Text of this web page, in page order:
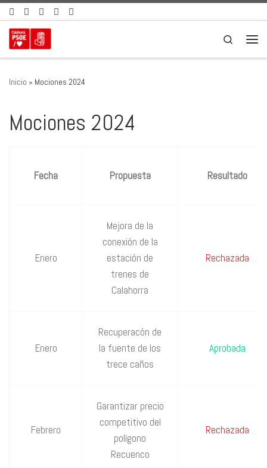
Saltar al contenido
Search
Inicio » Mociones 2024
Mociones 2024
Fecha Propuesta Resultado
Enero
Mejora de la
conexión de la
estación de
trenes de
Calahorra
Rechazada
Enero
Recuperacón de
la fuente de los
trece caños
Aprobada
Febrero
Garantizar precio
competitivo del
polígono
Recuenco
Rechazada